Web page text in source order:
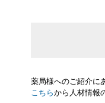
薬局様へのご紹介に
こちらから人材情報